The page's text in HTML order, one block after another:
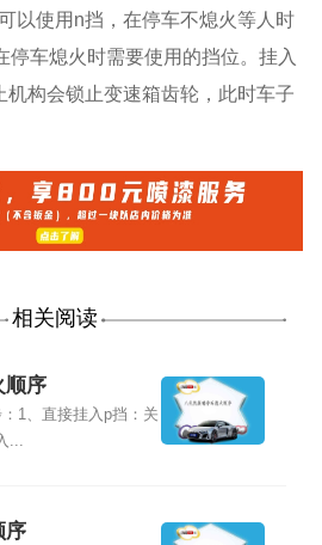
以使用n挡，在停车不熄火等人时
停车熄火时需要使用的挡位。挂入
机构会锁止变速箱齿轮，此时车子
相关阅读
顺序
1、直接挂入p挡：关
...
序